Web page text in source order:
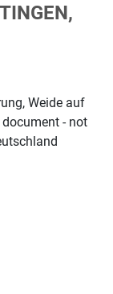
Weide auf
document - not